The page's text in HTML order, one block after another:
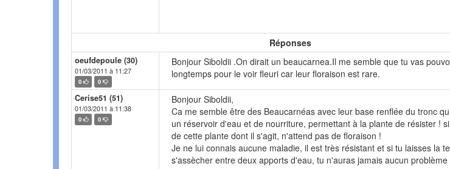
Réponses
oeufdepoule (30)
01/03/2011 à 11:27
0 0
Bonjour Siboldii .On dirait un beaucarnea.Il me semble que tu vas
longtemps pour le voir fleuri car leur floraison est rare.
Cerise51 (51)
01/03/2011 à 11:38
0 0
Bonjour Siboldii,
Ca me semble être des Beaucarnéas avec leur base renflée du tronc
un réservoir d'eau et de nourriture, permettant à la plante de résister !
de cette plante dont il s'agit, n'attend pas de floraison !
Je ne lui connais aucune maladie, il est très résistant et si tu laisses la
s'assècher entre deux apports d'eau, tu n'auras jamais aucun